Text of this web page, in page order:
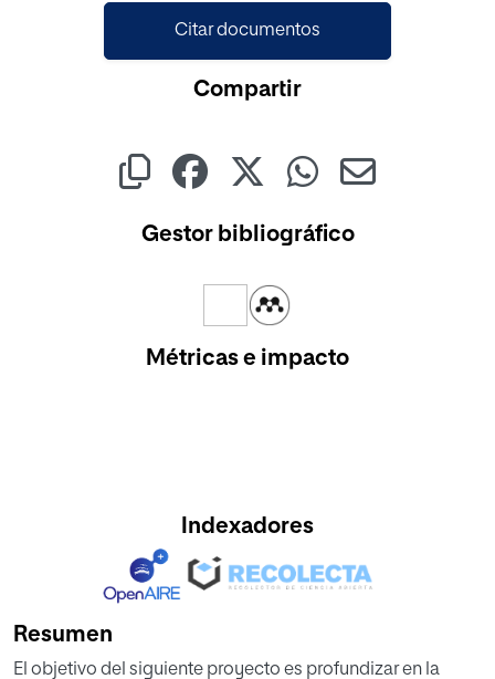
Citar documentos
Compartir
Gestor bibliográfico
Métricas e impacto
Indexadores
Resumen
El objetivo del siguiente proyecto es profundizar en la